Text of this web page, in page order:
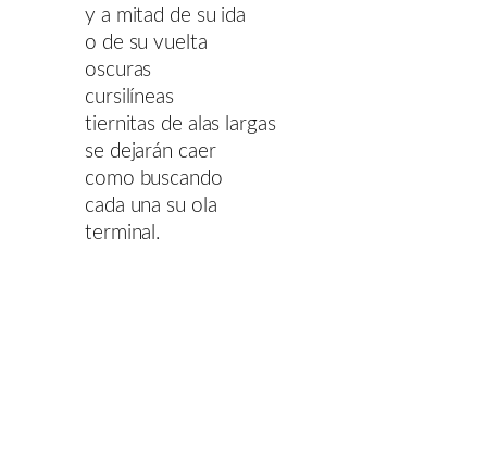
y a mitad de su ida
o de su vuelta
oscuras
cursilíneas
tiernitas de alas largas
se dejarán caer
como buscando
cada una su ola
terminal.